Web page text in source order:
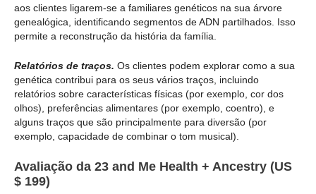
aos clientes ligarem-se a familiares genéticos na sua árvore
genealógica, identificando segmentos de ADN partilhados. Isso
permite a reconstrução da história da família.
Relatórios de traços. Os clientes podem explorar como a sua
genética contribui para os seus vários traços, incluindo
relatórios sobre características físicas (por exemplo, cor dos
olhos), preferências alimentares (por exemplo, coentro), e
alguns traços que são principalmente para diversão (por
exemplo, capacidade de combinar o tom musical).
Avaliação da 23 and Me Health + Ancestry (US
$ 199)